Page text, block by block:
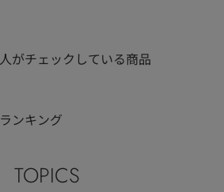
がチェックしている商品
ンキング
TOPICS